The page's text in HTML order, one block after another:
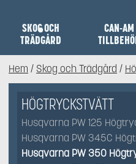
SKOG OCH
TRÄDGÅRD
CAN-AM
Hem / Skog och Trädgård /
HÖGTRYCKSTVÄTT
Husqvarna PW 125
Husqvarna PW 345C
Husqvarna PW 350